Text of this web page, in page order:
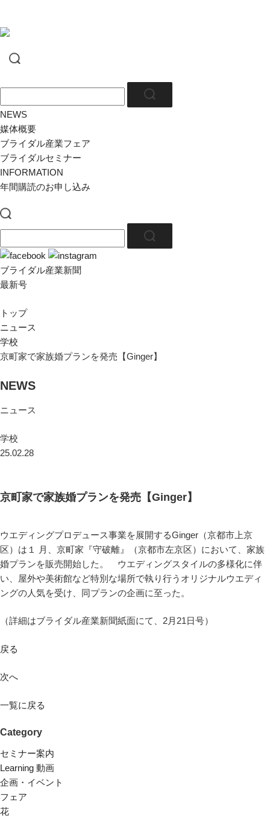
NEWS
媒体概要
ブライダル産業フェア
ブライダルセミナー
INFORMATION
年間購読のお申し込み
ブライダル産業新聞
最新号
トップ
ニュース
学校
京町家で家族婚プランを発売【Ginger】
NEWS
ニュース
学校
25.02.28
京町家で家族婚プランを発売【Ginger】
ウエディングプロデュース事業を展開するGinger（京都市上京
区）は１ 月、京町家『守破離』（京都市左京区）において、家族
婚プランを販売開始した。 ウエディングスタイルの多様化に伴
い、屋外や美術館など特別な場所で執り行うオリジナルウエディ
ングの人気を受け、同プランの企画に至った。
（詳細はブライダル産業新聞紙面にて、2月21日号）
戻る
次へ
一覧に戻る
Category
セミナー案内
Learning 動画
企画・イベント
フェア
花